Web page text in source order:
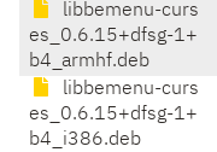
libbemenu-curs
es_0.6.15+dfsg-1+
b4_armhf.deb
libbemenu-curs
es_0.6.15+dfsg-1+
b4_i386.deb